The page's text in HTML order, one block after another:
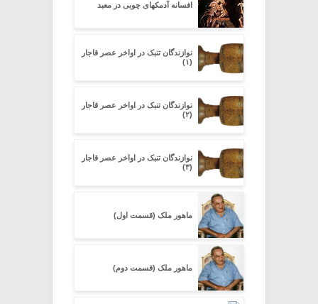
افسانه آدمکهای چوبی در معبد
نوازندگان تنبک در اواخر عصر قاجار
(۱)
نوازندگان تنبک در اواخر عصر قاجار
(۲)
نوازندگان تنبک در اواخر عصر قاجار
(۳)
ماهور ملک (قسمت اول)
ماهور ملک (قسمت دوم)